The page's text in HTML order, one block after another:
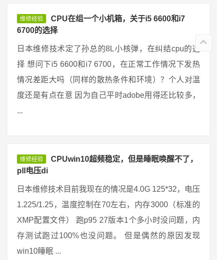
维修经验
CPU在组一个小机箱，关于i5 6600和i7
6700的选择
日本维修技术定了孙总的8L小核弹，在纠结cpu的选
择 想问下i5 6600和i7 6700，在正常工作情况下发热
情况差距大吗（同样的散热条件和环境）？个人对温
度还是有点在意 因为自己平时adobe用得还比较多，
...
维修经验
CPUwin10超频稳定，但是睡眠唤醒不了，
pll电压di
日本维修技术目前我现在的情况是4.0G 125*32，电压
1.225/1.25，温度控制在70左右，内存3000（标准的
XMP配置文件） 跑p95 27版本1个多小时没问题，内
存测试跑过100%也没问题。 但是偶然的原因发现
win10睡眠 ...